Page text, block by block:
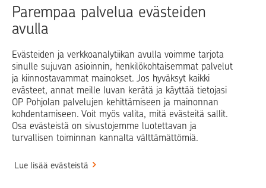
Parempaa palvelua evästeiden
avulla
Evästeiden ja verkkoanalytiikan avulla voimme tarjota
sinulle sujuvan asioinnin, henkilökohtaisemmat palvelut
ja kiinnostavammat mainokset. Jos hyväksyt kaikki
evästeet, annat meille luvan kerätä ja käyttää tietojasi
OP Pohjolan palvelujen kehittämiseen ja mainonnan
kohdentamiseen. Voit myös valita, mitä evästeitä sallit.
Osa evästeistä on sivustojemme luotettavan ja
turvallisen toiminnan kannalta välttämättömiä.
Lue lisää evästeistä
Raha Elämä
Yrityselämä
Blogit ja puheenvuorot
Op.fi OP Koti Pohjola Vahinkoapu
Facebook
X LinkedInInstagram